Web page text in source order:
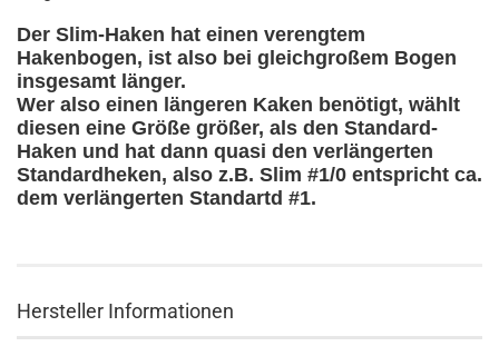
Der Slim-Haken hat einen verengtem
Hakenbogen, ist also bei gleichgroßem Bogen
insgesamt länger.
Wer also einen längeren Kaken benötigt, wählt
diesen eine Größe größer, als den Standard-
Haken und hat dann quasi den verlängerten
Standardheken, also z.B. Slim #1/0 entspricht ca.
dem verlängerten Standartd #1.
Hersteller Informationen